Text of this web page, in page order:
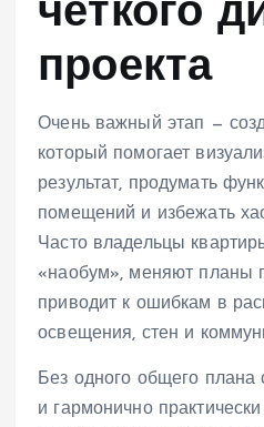
чёткого
проекта
Очень важный этап —
который помогает
результат, продумать
помещений и избежать
Часто владельцы
«наобум», меняют планы
приводит к ошибкам в
освещения, стен и
Без одного общего плана
и гармонично